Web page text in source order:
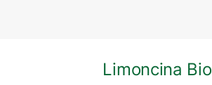
Limoncina Bio